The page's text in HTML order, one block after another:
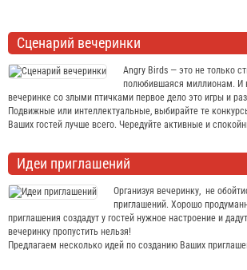
Сценарий вечеринки
Angry Birds — это не только
полюбившаяся миллионам. И
вечеринке со злыми птичками первое дело это игры и
Подвижные или интеллектуальные, выбирайте те
Ваших гостей лучше всего. Чередуйте активные и
Идеи приглашений
Организуя вечеринку, не
приглашений. Хорошо
приглашения создадут у гостей нужное настроение и
вечеринку пропустить нельзя!
Предлагаем несколько идей по созданию Ваших